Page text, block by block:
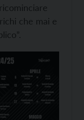
che mai e